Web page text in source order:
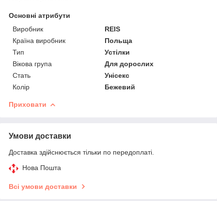
Основні атрибути
Виробник
REIS
Країна виробник
Польща
Тип
Устілки
Вікова група
Для дорослих
Стать
Унісекс
Колір
Бежевий
Приховати
Умови доставки
Доставка здійснюється тільки по передоплаті.
Нова Пошта
Всі умови доставки